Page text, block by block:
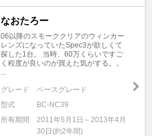
なおたろー
06以降のスモーククリアのウィンカー
レンズになっていたSpec3が欲しくて
探した1台。 当時、60万くらいですご
く程度が良いのが買えた気がする。。
グレード
ベースグレード
型式
BC-NC39
所有期間
2011年5月1日～2013年4月
30日(約2年間)